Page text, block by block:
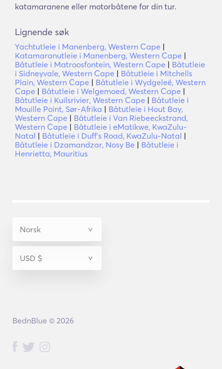
katamaranene eller motorbåtene for din tur.
Lignende søk
Yachtutleie i Manenberg, Western Cape |
Katamaranutleie i Manenberg, Western Cape |
Båtutleie i Matroosfontein, Western Cape | Båtutleie
i Sidneyvale, Western Cape | Båtutleie i Mitchells
Plain, Western Cape | Båtutleie i Wydgeleë, Western
Cape | Båtutleie i Welgemoed, Western Cape |
Båtutleie i Kuilsrivier, Western Cape | Båtutleie i
Mouille Point, Sør-Afrika | Båtutleie i Hout Bay,
Western Cape | Båtutleie i Van Riebeeckstrand,
Western Cape | Båtutleie i eMatikwe, KwaZulu-
Natal | Båtutleie i Duffʼs Road, KwaZulu-Natal |
Båtutleie i Dzamandzar, Nosy Be | Båtutleie i
Henrietta, Mauritius
BednBlue © 2026